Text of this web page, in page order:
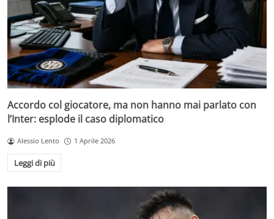
Accordo col giocatore, ma non hanno mai parlato con
l’Inter: esplode il caso diplomatico
Alessio Lento 1 Aprile 2026
Leggi di più